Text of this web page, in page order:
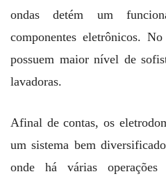
ondas detém um
componentes eletrônicos.
possuem maior nível de
lavadoras.
Afinal de contas, os
um sistema bem
onde há várias